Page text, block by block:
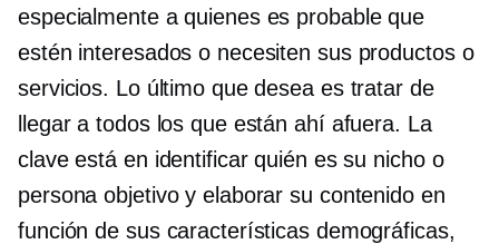
especialmente a quienes es probable que
estén interesados ​​o necesiten sus productos o
servicios. Lo último que desea es tratar de
llegar a todos los que están ahí afuera. La
clave está en identificar quién es su nicho o
persona objetivo y elaborar su contenido en
función de sus características demográficas,